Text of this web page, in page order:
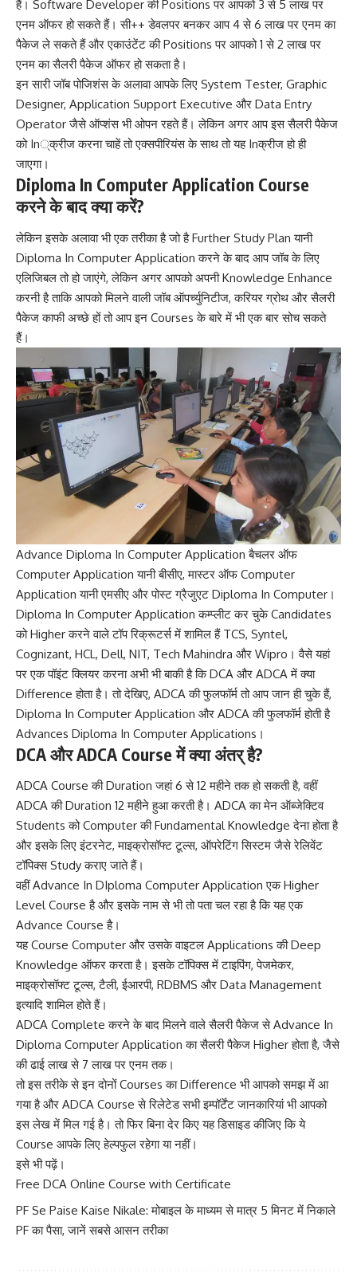
हैं। Software Developer की Positions पर आपको 3 से 5 लाख पर
एनम ऑफर हो सकते हैं। सी++ डेवलपर बनकर आप 4 से 6 लाख पर एनम का
पैकेज ले सकते हैं और एकाउंटेंट की Positions पर आपको 1 से 2 लाख पर
एनम का सैलरी पैकेज ऑफर हो सकता है।
इन सारी जॉब पोजिशंस के अलावा आपके लिए System Tester, Graphic
Designer, Application Support Executive और Data Entry
Operator जैसे ऑप्शंस भी ओपन रहते हैं। लेकिन अगर आप इस सैलरी पैकेज
को In्क्रीज करना चाहें तो एक्सपीरियंस के साथ तो यह Inक्रीज हो ही
जाएगा।
Diploma In Computer Application Course
करने के बाद क्या करें?
लेकिन इसके अलावा भी एक तरीका है जो है Further Study Plan यानी
Diploma In Computer Application करने के बाद आप जॉब के लिए
एलिजिबल तो हो जाएंगे, लेकिन अगर आपको अपनी Knowledge Enhance
करनी है ताकि आपको मिलने वाली जॉब ऑपर्च्युनिटीज, करियर ग्रोथ और सैलरी
पैकेज काफी अच्छे हों तो आप इन Courses के बारे में भी एक बार सोच सकते
हैं।
Advance Diploma In Computer Application बैचलर ऑफ
Computer Application यानी बीसीए, मास्टर ऑफ Computer
Application यानी एमसीए और पोस्ट ग्रैजुएट Diploma In Computer।
Diploma In Computer Application कम्प्लीट कर चुके Candidates
को Higher करने वाले टॉप रिक्रूटर्स में शामिल हैं TCS, Syntel,
Cognizant, HCL, Dell, NIT, Tech Mahindra और Wipro। वैसे यहां
पर एक पॉइंट क्लियर करना अभी भी बाकी है कि DCA और ADCA में क्या
Difference होता है। तो देखिए, ADCA की फुलफॉर्म तो आप जान ही चुके हैं,
Diploma In Computer Application और ADCA की फुलफॉर्म होती है
Advances Diploma In Computer Applications।
DCA और ADCA Course में क्या अंतर् है?
ADCA Course की Duration जहां 6 से 12 महीने तक हो सकती है, वहीं
ADCA की Duration 12 महीने हुआ करती है। ADCA का मेन ऑब्जेक्टिव
Students को Computer की Fundamental Knowledge देना होता है
और इसके लिए इंटरनेट, माइक्रोसॉफ्ट टूल्स, ऑपरेटिंग सिस्टम जैसे रेलिवेंट
टॉपिक्स Study कराए जाते हैं।
वहीं Advance In DIploma Computer Application एक Higher
Level Course है और इसके नाम से भी तो पता चल रहा है कि यह एक
Advance Course है।
यह Course Computer और उसके वाइटल Applications की Deep
Knowledge ऑफर करता है। इसके टॉपिक्स में टाइपिंग, पेजमेकर,
माइक्रोसॉफ्ट टूल्स, टैली, ईआरपी, RDBMS और Data Management
इत्यादि शामिल होते हैं।
ADCA Complete करने के बाद मिलने वाले सैलरी पैकेज से Advance In
Diploma Computer Application का सैलरी पैकेज Higher होता है, जैसे
की ढाई लाख से 7 लाख पर एनम तक।
तो इस तरीके से इन दोनों Courses का Difference भी आपको समझ में आ
गया है और ADCA Course से रिलेटेड सभी इम्पॉर्टेंट जानकारियां भी आपको
इस लेख में मिल गई है। तो फिर बिना देर किए यह डिसाइड कीजिए कि ये
Course आपके लिए हेल्पफुल रहेगा या नहीं।
इसे भी पढ़ें।
Free DCA Online Course with Certificate
PF Se Paise Kaise Nikale: मोबाइल के माध्यम से मात्र 5 मिनट में निकाले
PF का पैसा, जानें सबसे आसन तरीका